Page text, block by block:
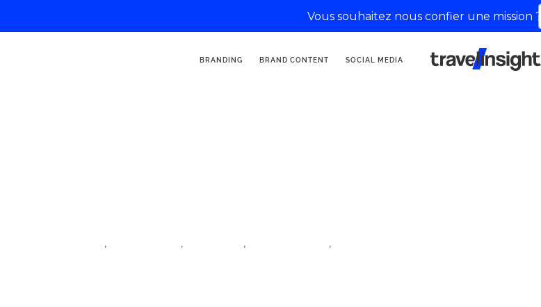
BRANDING BRAND CONTENT SOCIAL MEDIA
KOMMUNIKATIONSAGENTUR
FÜR TOURISMUS
, , , ,
Vous souhaitez nous confier une mission ?